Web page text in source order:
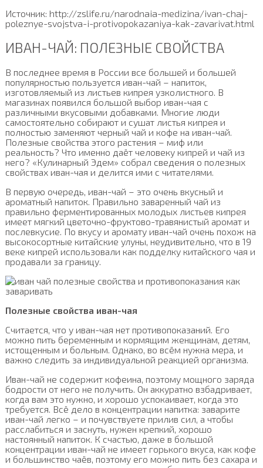
Источник: http://zslife.ru/narodnaia-medizina/ivan-chaj-
poleznye-svojstva-i-protivopokazaniya-kak-zavarivat.html
ИВАН-ЧАЙ: ПОЛЕЗНЫЕ СВОЙСТВА
В последнее время в России все большей и большей
популярностью пользуется иван-чай – напиток,
изготовляемый из листьев кипрея узколистного. В
магазинах появился большой выбор иван-чая с
различными вкусовыми добавками. Многие люди
самостоятельно собирают и сушат листья кипрея и
полностью заменяют черный чай и кофе на иван-чай.
Полезные свойства этого растения – миф или
реальность? Что именно даёт человеку кипрей и чай из
него? «Кулинарный Эдем» собрал сведения о полезных
свойствах иван-чая и делится ими с читателями.
В первую очередь, иван-чай – это очень вкусный и
ароматный напиток. Правильно заваренный чай из
правильно ферментированных молодых листьев кипрея
имеет мягкий цветочно-фруктово-травянистый аромат и
послевкусие. По вкусу и аромату иван-чай очень похож на
высокосортные китайские улуны, неудивительно, что в 19
веке кипрей использовали как подделку китайского чая и
продавали за границу.
Полезные свойства иван-чая
Считается, что у иван-чая нет противопоказаний. Его
можно пить беременным и кормящим женщинам, детям,
истощенным и больным. Однако, во всём нужна мера, и
важно следить за индивидуальной реакцией организма.
Иван-чай не содержит кофеина, поэтому мощного заряда
бодрости от него не получить. Он аккуратно взбадривает,
когда вам это нужно, и хорошо успокаивает, когда это
требуется. Всё дело в концентрации напитка: заварите
иван-чай легко – и почувствуете прилив сил, а чтобы
расслабиться и заснуть, нужен крепкий, хорошо
настоянный напиток. К счастью, даже в большой
концентрации иван-чай не имеет горького вкуса, как кофе
и большинство чаёв, поэтому его можно пить без сахара и